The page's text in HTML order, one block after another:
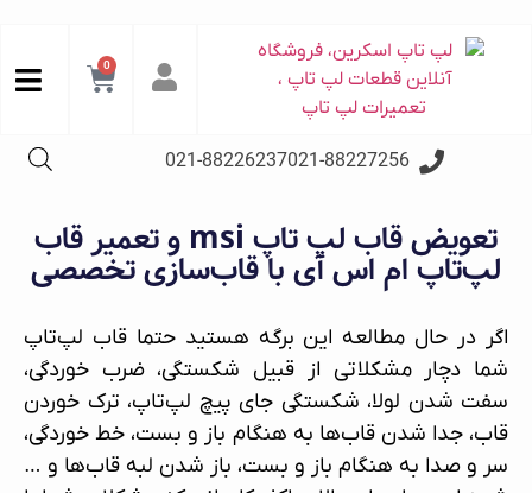
0
021-88227256
021-88226237
تعویض قاب لپ تاپ msi و تعمیر قاب
لپ‌تاپ ام اس آی با قاب‌سازی تخصصی
اگر در حال مطالعه این برگه هستید حتما قاب لپ‌تاپ
شما دچار مشکلاتی از قبیل شکستگی، ضرب خوردگی،
سفت شدن لولا، شکستگی جای پیچ لپ‌تاپ، ترک خوردن
قاب، جدا شدن قاب‌ها به هنگام باز و بست، خط خوردگی،
سر و صدا به هنگام باز و بست، باز شدن لبه قاب‌ها و …